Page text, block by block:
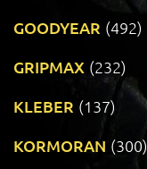
GOODYEAR (492)
GRIPMAX (232)
KLEBER (137)
KORMORAN (300)